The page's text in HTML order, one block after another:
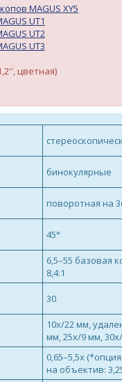
MAGUS XY5
UT1
UT2
UT3
цветная)
бинокулярные
поворотная на
45°
6,5–55 базовая
8,4:1
30
10x/22 мм,
мм, 25x/9 мм,
0,65–5,5х
на объектив: